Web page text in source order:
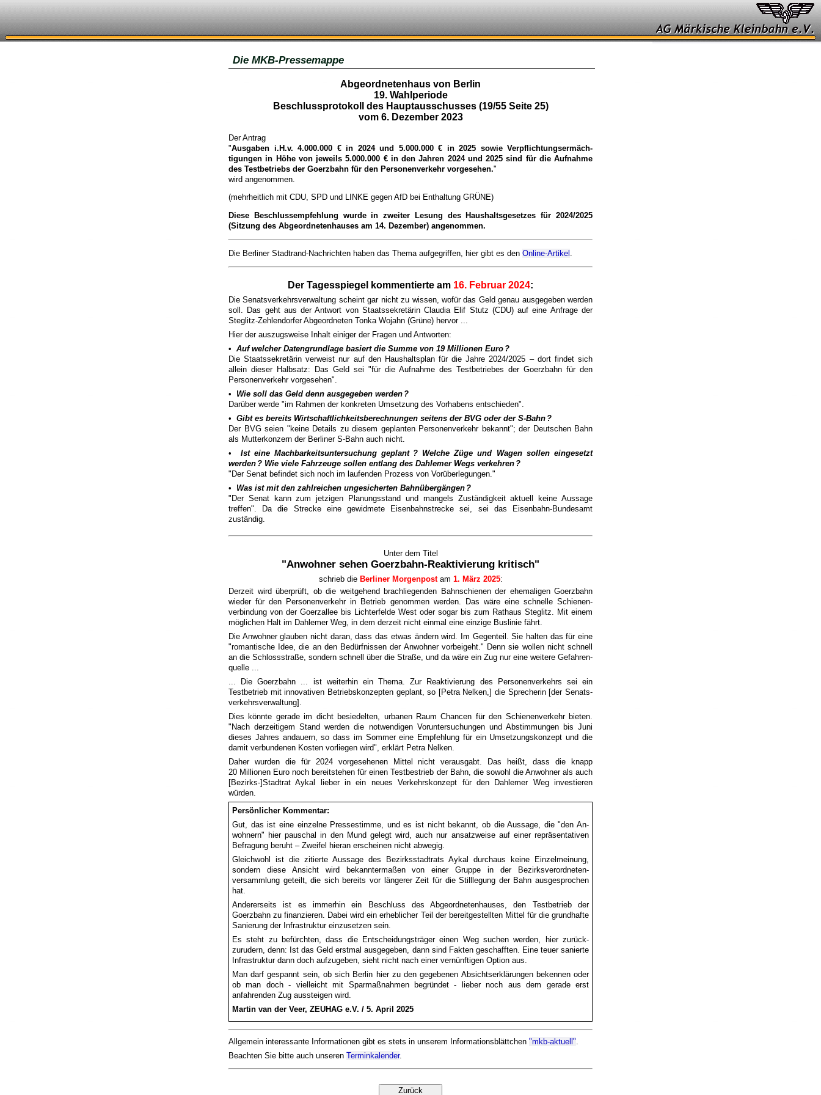
Die MKB-Pressemappe
Abgeordnetenhaus von Berlin
19. Wahlperiode
Beschlussprotokoll des Hauptausschusses (19/55 Seite 25)
vom 6. Dezember 2023
Der Antrag
"Ausgaben i.H.v. 4.000.000 € in 2024 und 5.000.000 € in 2025 sowie Ver­pflich­tungs­ermäch­
tigungen in Höhe von jeweils 5.000.000 € in den Jahren 2024 und 2025 sind für die Aufnahme
des Test­betriebs der Goerz­bahn für den Personen­verkehr vorgesehen."
wird angenommen.
(mehrheitlich mit CDU, SPD und LINKE gegen AfD bei Enthaltung GRÜNE)
Diese Beschlussempfehlung wurde in zweiter Lesung des Haushaltsgesetzes für 2024/2025
(Sitzung des Abgeordnetenhauses am 14. Dezember) angenommen.
Die Berliner Stadtrand-Nachrichten haben das Thema aufgegriffen, hier gibt es den Online-Artikel
Der Tagesspiegel kommentierte am 16. Februar 2024:
Die Senatsverkehrsverwaltung scheint gar nicht zu wissen, wofür das Geld genau ausgegeben werden
soll. Das geht aus der Antwort von Staatssekretärin Claudia Elif Stutz (CDU) auf eine Anfrage der
Steglitz-Zehlendorfer Abgeordneten Tonka Wojahn (Grüne) hervor ...
Hier der auszugsweise Inhalt einiger der Fragen und Antworten:
• Auf welcher Datengrundlage basiert die Summe von 19 Millionen Euro ?
Die Staatssekretärin verweist nur auf den Haushaltsplan für die Jahre 2024/2025 – dort findet sich
allein dieser Halbsatz: Das Geld sei "für die Aufnahme des Testbetriebes der Goerzbahn für den
Personenverkehr vorgesehen".
• Wie soll das Geld denn ausgegeben werden ?
Darüber werde "im Rahmen der konkreten Umsetzung des Vorhabens entschieden".
• Gibt es bereits Wirtschaftlichkeitsberechnungen seitens der BVG oder der S-Bahn ?
Der BVG seien "keine Details zu diesem geplanten Personenverkehr bekannt"; der Deutschen Bahn
als Mutterkonzern der Berliner S-Bahn auch nicht.
• Ist eine Machbarkeitsuntersuchung geplant ? Welche Züge und Wagen sollen eingesetzt
werden ? Wie viele Fahrzeuge sollen entlang des Dahlemer Wegs verkehren ?
"Der Senat befindet sich noch im laufenden Prozess von Vorüberlegungen."
• Was ist mit den zahlreichen ungesicherten Bahnübergängen ?
"Der Senat kann zum jetzigen Planungsstand und mangels Zuständigkeit aktuell keine Aussage
treffen". Da die Strecke eine gewidmete Eisenbahnstrecke sei, sei das Eisenbahn-Bundesamt
zuständig.
Unter dem Titel
"Anwohner sehen Goerzbahn-Reaktivierung kritisch"
schrieb die Berliner Morgenpostam 1. März 2025:
Derzeit wird überprüft, ob die weitgehend brachliegenden Bahnschienen der ehemaligen Goerzbahn
wieder für den Personenverkehr in Betrieb genommen werden. Das wäre eine schnelle Schie­nen­
verbindung von der Goerzallee bis Lichterfelde West oder sogar bis zum Rathaus Steglitz. Mit einem
möglichen Halt im Dahlemer Weg, in dem derzeit nicht einmal eine einzige Buslinie fährt.
Die Anwohner glauben nicht daran, dass das etwas ändern wird. Im Gegenteil. Sie halten das für eine
"romantische Idee, die an den Bedürfnissen der Anwohner vorbeigeht." Denn sie wollen nicht schnell
an die Schlossstraße, sondern schnell über die Straße, und da wäre ein Zug nur eine weitere Gefahren­
quelle ...
... Die Goerzbahn ... ist weiterhin ein Thema. Zur Reaktivierung des Personenverkehrs sei ein
Testbetrieb mit innovativen Betriebskonzepten geplant, so [Petra Nelken,] die Sprecherin [der Senats­
verkehrs­verwaltung].
Dies könnte gerade im dicht besiedelten, urbanen Raum Chancen für den Schienenverkehr bieten.
"Nach derzeitigem Stand werden die notwendigen Voruntersuchungen und Abstimmungen bis Juni
dieses Jahres andauern, so dass im Sommer eine Empfehlung für ein Umsetzungskonzept und die
damit verbundenen Kosten vorliegen wird", erklärt Petra Nelken.
Daher wurden die für 2024 vorgesehenen Mittel nicht verausgabt. Das heißt, dass die knapp
20 Millionen Euro noch bereitstehen für einen Testbestrieb der Bahn, die sowohl die Anwohner als auch
[Bezirks-]Stadtrat Aykal lieber in ein neues Verkehrskonzept für den Dahlemer Weg investieren
würden.
Persönlicher Kommentar:
Gut, das ist eine einzelne Pressestimme, und es ist nicht bekannt, ob die Aussage, die "den An­
wohnern" hier pauschal in den Mund gelegt wird, auch nur ansatz­weise auf einer repräsen­tativen
Befragung beruht – Zweifel hieran erscheinen nicht abwegig.
Gleichwohl ist die zitierte Aussage des Bezirksstadt­rats Aykal durchaus keine Einzel­meinung,
sondern diese Ansicht wird bekannter­maßen von einer Gruppe in der Bezirks­verordneten­
versammlung geteilt, die sich bereits vor längerer Zeit für die Still­legung der Bahn ausgesprochen
hat.
Andererseits ist es immerhin ein Beschluss des Abgeordnetenhauses, den Testbetrieb der
Goerzbahn zu finanzieren. Dabei wird ein erheblicher Teil der bereitgestellten Mittel für die grundhafte
Sanierung der Infrastruktur einzusetzen sein.
Es steht zu befürchten, dass die Entscheidungsträger einen Weg suchen werden, hier zurück­
zurudern, denn: Ist das Geld erstmal ausgegeben, dann sind Fakten geschafften. Eine teuer sanierte
Infra­struk­tur dann doch aufzugeben, sieht nicht nach einer vernünftigen Option aus.
Man darf gespannt sein, ob sich Berlin hier zu den gegebenen Absichtserklärungen bekennen oder
ob man doch - vielleicht mit Sparmaßnahmen begründet - lieber noch aus dem gerade erst
anfahrenden Zug aussteigen wird.
Martin van der Veer, ZEUHAG e.V. / 5. April 2025
Allgemein interessante Informationen gibt es stets in unserem Informationsblättchen "mkb-aktuell"
Beachten Sie bitte auch unseren Terminkalender.